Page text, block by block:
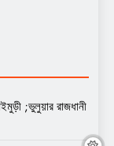
;ভুলুয়ার রাজধানী